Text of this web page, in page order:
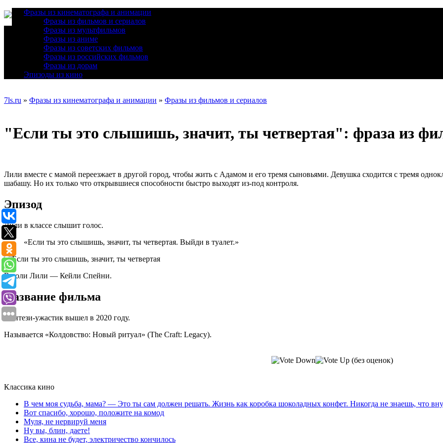
Фразы из кинематографа и анимации
Фразы из фильмов и сериалов
Фразы из мультфильмов
Фразы из аниме
Фразы из советских фильмов
Фразы из российских фильмов
Фразы из дорам
Эпизоды из кино
7ls.ru » Фразы из кинематографа и анимации » Фразы из фильмов и сериалов
"Если ты это слышишь, значит, ты четвертая": фраза из
Лили вместе с мамой переезжает в другой город, чтобы жить с Адамом и его тремя сыновьями. Девушка сходится с тремя
шабашу. Но их только что открывшиеся способности быстро выходят из-под контроля.
Эпизод
Лили в классе слышит голос.
«Если ты это слышишь, значит, ты четвертая. Выйди в туалет.»
В роли Лили — Кейли Спейни.
Название фильма
Фэнтези-ужастик вышел в 2020 году.
Называется «Колдовство: Новый ритуал» (The Craft: Legacy).
(без оценок)
Классика кино
В чем моя судьба, мама? — Это ты сам должен решать. Жизнь как коробка шоколадных конфет. Никогда не знаешь, что
Вот спасибо, хорошо, положите на комод
Муля, не нервируй меня
Ну вы, блин, даете!
Все, кина не будет, электричество кончилось